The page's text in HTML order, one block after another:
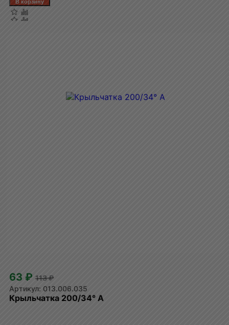
63 ₽ 113 ₽
013.006.035
Крыльчатка 200/34° A